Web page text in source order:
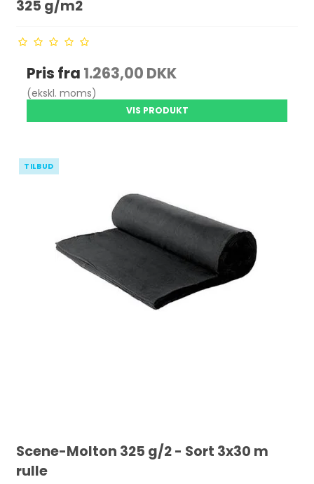
325 g/m2
Pris fra 1.263,00 DKK
(ekskl. moms)
VIS PRODUKT
TILBUD
Scene-Molton 325 g/2 - Sort 3x30 m
rulle